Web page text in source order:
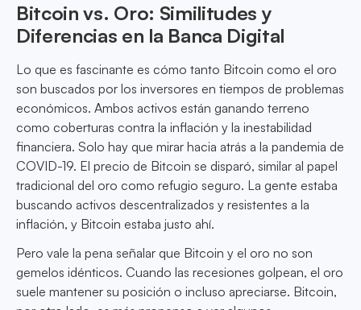
Bitcoin vs. Oro: Similitudes y
Diferencias en la Banca Digital
Lo que es fascinante es cómo tanto Bitcoin como el oro
son buscados por los inversores en tiempos de problemas
económicos. Ambos activos están ganando terreno
como coberturas contra la inflación y la inestabilidad
financiera. Solo hay que mirar hacia atrás a la pandemia de
COVID-19. El precio de Bitcoin se disparó, similar al papel
tradicional del oro como refugio seguro. La gente estaba
buscando activos descentralizados y resistentes a la
inflación, y Bitcoin estaba justo ahí.
Pero vale la pena señalar que Bitcoin y el oro no son
gemelos idénticos. Cuando las recesiones golpean, el oro
suele mantener su posición o incluso apreciarse. Bitcoin,